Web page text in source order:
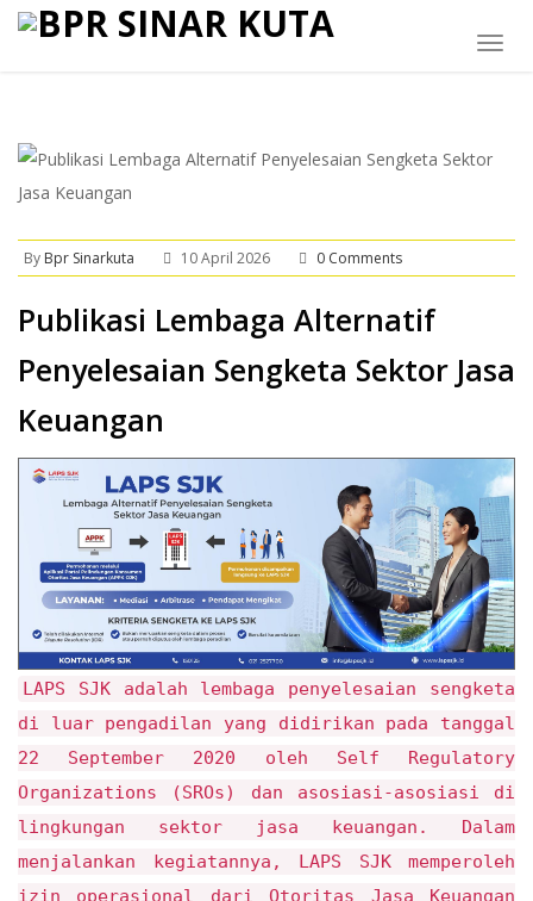
By Bpr Sinarkuta 10 April 2026 0 Comments
Publikasi Lembaga Alternatif
Penyelesaian Sengketa Sektor Jasa
Keuangan
LAPS SJK adalah lembaga penyelesaian sengketa
di luar pengadilan yang didirikan pada tanggal
22 September 2020 oleh Self Regulatory
Organizations (SROs) dan asosiasi-asosiasi di
lingkungan sektor jasa keuangan. Dalam
menjalankan kegiatannya, LAPS SJK memperoleh
izin operasional dari Otoritas Jasa Keuangan